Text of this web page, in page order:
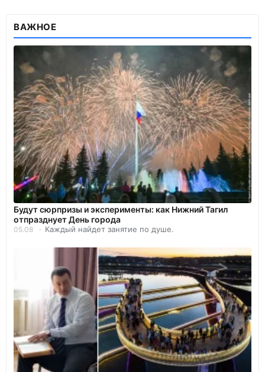
ВАЖНОЕ
Будут сюрпризы и эксперименты: как Нижний Тагил
отпразднует День города
05.08 Каждый найдет занятие по душе.